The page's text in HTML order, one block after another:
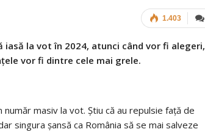
1.403
iasă la vot în 2024, atunci când vor fi alegeri,
vor fi dintre cele mai grele.
masiv la vot. Știu că au repulsie față de
singura șansă ca România să se mai salveze